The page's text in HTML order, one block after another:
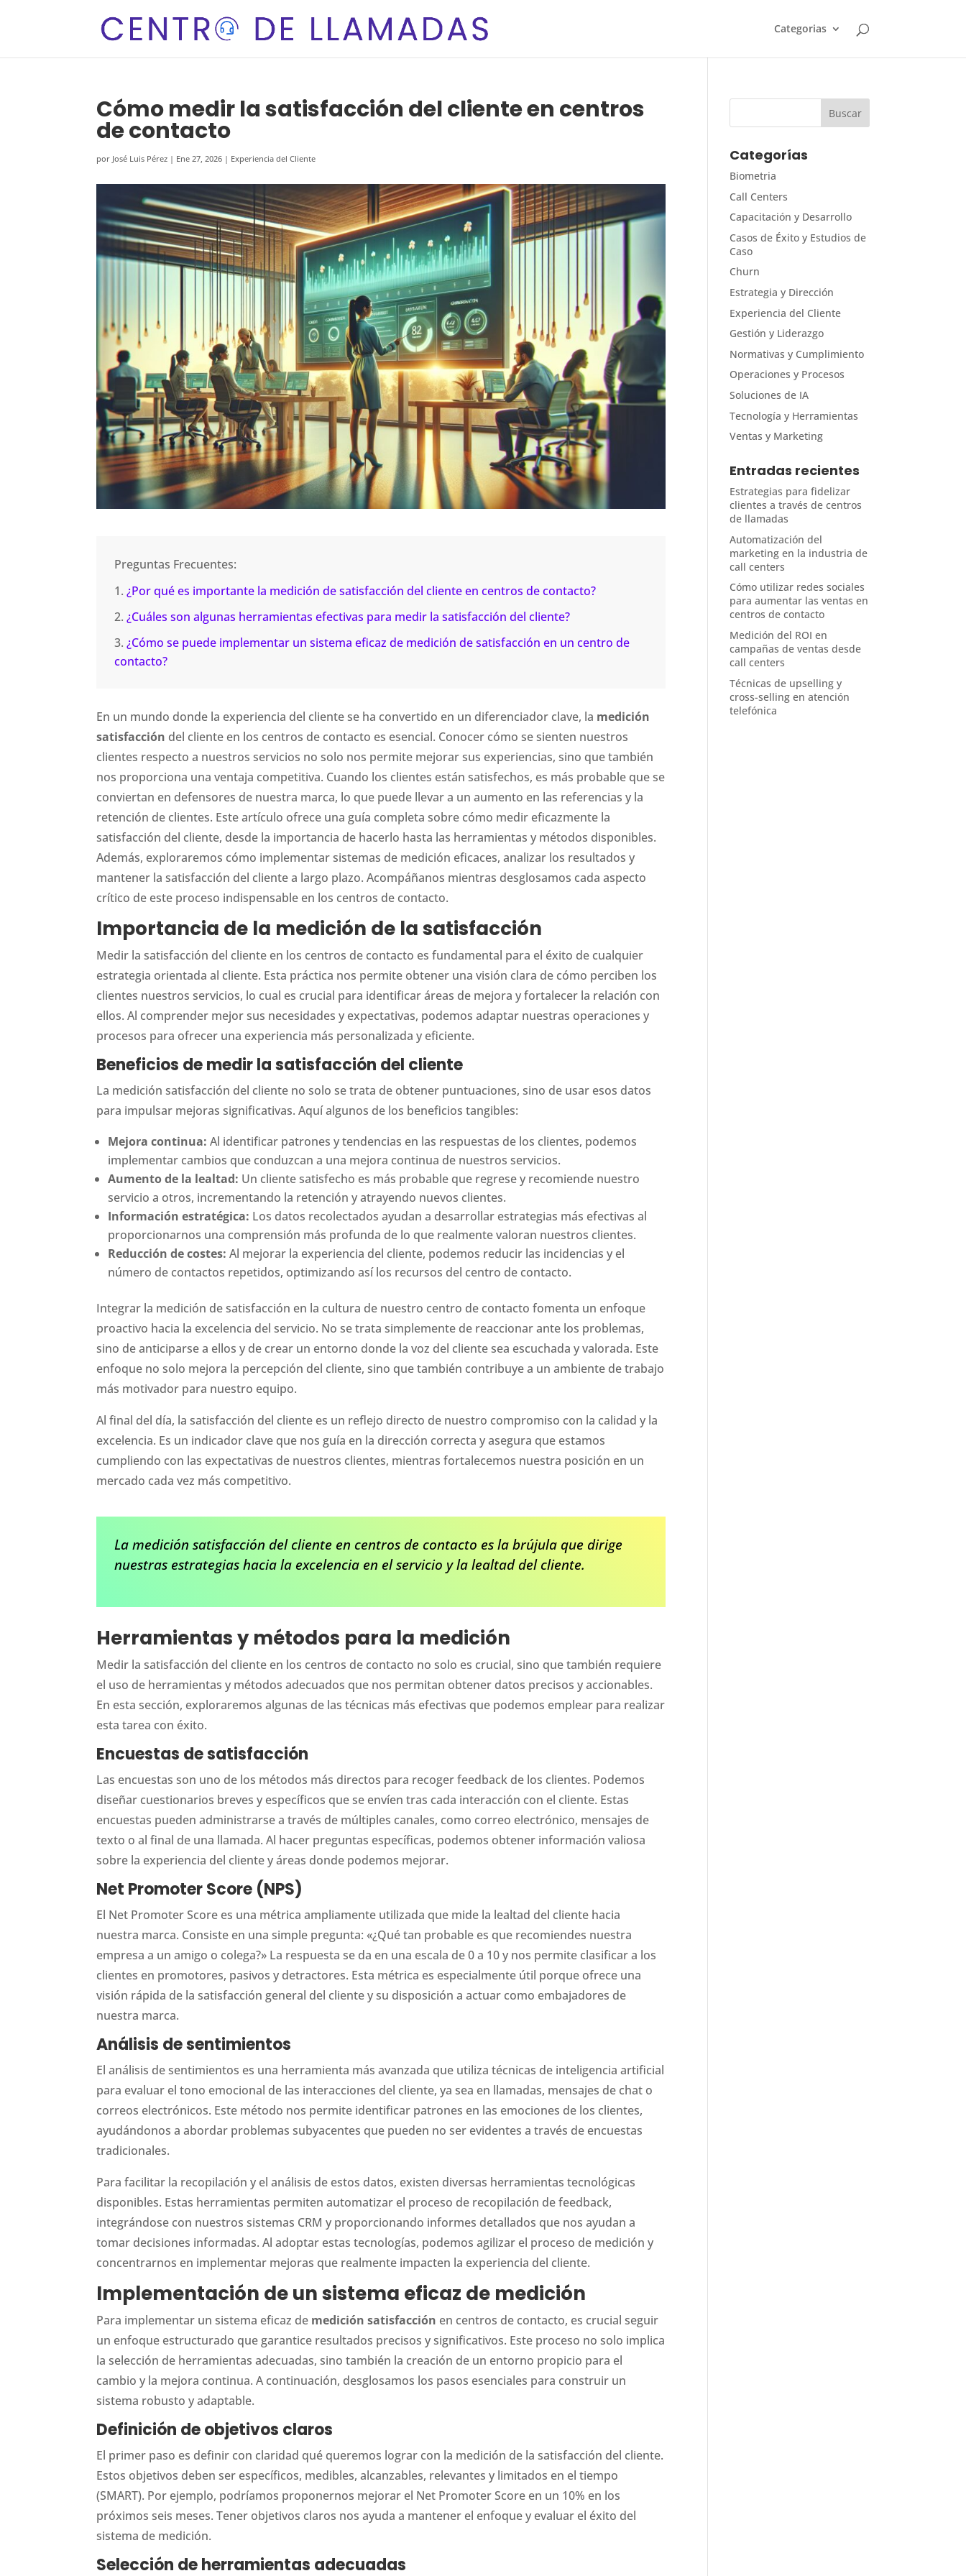
Categorias
Cómo medir la satisfacción del cliente en centros
de contacto
por José Luis Pérez | Ene 27, 2026 | Experiencia del Cliente
Preguntas Frecuentes:
¿Por qué es importante la medición de satisfacción del cliente en centros de contacto?
¿Cuáles son algunas herramientas efectivas para medir la satisfacción del cliente?
¿Cómo se puede implementar un sistema eficaz de medición de satisfacción en un centro de
contacto?
En un mundo donde la experiencia del cliente se ha convertido en un diferenciador clave, la medición
satisfacción del cliente en los centros de contacto es esencial. Conocer cómo se sienten nuestros
clientes respecto a nuestros servicios no solo nos permite mejorar sus experiencias, sino que también
nos proporciona una ventaja competitiva. Cuando los clientes están satisfechos, es más probable que se
conviertan en defensores de nuestra marca, lo que puede llevar a un aumento en las referencias y la
retención de clientes. Este artículo ofrece una guía completa sobre cómo medir eficazmente la
satisfacción del cliente, desde la importancia de hacerlo hasta las herramientas y métodos disponibles.
Además, exploraremos cómo implementar sistemas de medición eficaces, analizar los resultados y
mantener la satisfacción del cliente a largo plazo. Acompáñanos mientras desglosamos cada aspecto
crítico de este proceso indispensable en los centros de contacto.
Importancia de la medición de la satisfacción
Medir la satisfacción del cliente en los centros de contacto es fundamental para el éxito de cualquier
estrategia orientada al cliente. Esta práctica nos permite obtener una visión clara de cómo perciben los
clientes nuestros servicios, lo cual es crucial para identificar áreas de mejora y fortalecer la relación con
ellos. Al comprender mejor sus necesidades y expectativas, podemos adaptar nuestras operaciones y
procesos para ofrecer una experiencia más personalizada y eficiente.
Beneficios de medir la satisfacción del cliente
La medición satisfacción del cliente no solo se trata de obtener puntuaciones, sino de usar esos datos
para impulsar mejoras significativas. Aquí algunos de los beneficios tangibles:
Mejora continua: Al identificar patrones y tendencias en las respuestas de los clientes, podemos
implementar cambios que conduzcan a una mejora continua de nuestros servicios.
Aumento de la lealtad: Un cliente satisfecho es más probable que regrese y recomiende nuestro
servicio a otros, incrementando la retención y atrayendo nuevos clientes.
Información estratégica: Los datos recolectados ayudan a desarrollar estrategias más efectivas al
proporcionarnos una comprensión más profunda de lo que realmente valoran nuestros clientes.
Reducción de costes: Al mejorar la experiencia del cliente, podemos reducir las incidencias y el
número de contactos repetidos, optimizando así los recursos del centro de contacto.
Integrar la medición de satisfacción en la cultura de nuestro centro de contacto fomenta un enfoque
proactivo hacia la excelencia del servicio. No se trata simplemente de reaccionar ante los problemas,
sino de anticiparse a ellos y de crear un entorno donde la voz del cliente sea escuchada y valorada. Este
enfoque no solo mejora la percepción del cliente, sino que también contribuye a un ambiente de trabajo
más motivador para nuestro equipo.
Al final del día, la satisfacción del cliente es un reflejo directo de nuestro compromiso con la calidad y la
excelencia. Es un indicador clave que nos guía en la dirección correcta y asegura que estamos
cumpliendo con las expectativas de nuestros clientes, mientras fortalecemos nuestra posición en un
mercado cada vez más competitivo.
La medición satisfacción del cliente en centros de contacto es la brújula que dirige
nuestras estrategias hacia la excelencia en el servicio y la lealtad del cliente.
Herramientas y métodos para la medición
Medir la satisfacción del cliente en los centros de contacto no solo es crucial, sino que también requiere
el uso de herramientas y métodos adecuados que nos permitan obtener datos precisos y accionables.
En esta sección, exploraremos algunas de las técnicas más efectivas que podemos emplear para realizar
esta tarea con éxito.
Encuestas de satisfacción
Las encuestas son uno de los métodos más directos para recoger feedback de los clientes. Podemos
diseñar cuestionarios breves y específicos que se envíen tras cada interacción con el cliente. Estas
encuestas pueden administrarse a través de múltiples canales, como correo electrónico, mensajes de
texto o al final de una llamada. Al hacer preguntas específicas, podemos obtener información valiosa
sobre la experiencia del cliente y áreas donde podemos mejorar.
Net Promoter Score (NPS)
El Net Promoter Score es una métrica ampliamente utilizada que mide la lealtad del cliente hacia
nuestra marca. Consiste en una simple pregunta: «¿Qué tan probable es que recomiendes nuestra
empresa a un amigo o colega?» La respuesta se da en una escala de 0 a 10 y nos permite clasificar a los
clientes en promotores, pasivos y detractores. Esta métrica es especialmente útil porque ofrece una
visión rápida de la satisfacción general del cliente y su disposición a actuar como embajadores de
nuestra marca.
Análisis de sentimientos
El análisis de sentimientos es una herramienta más avanzada que utiliza técnicas de inteligencia artificial
para evaluar el tono emocional de las interacciones del cliente, ya sea en llamadas, mensajes de chat o
correos electrónicos. Este método nos permite identificar patrones en las emociones de los clientes,
ayudándonos a abordar problemas subyacentes que pueden no ser evidentes a través de encuestas
tradicionales.
Para facilitar la recopilación y el análisis de estos datos, existen diversas herramientas tecnológicas
disponibles. Estas herramientas permiten automatizar el proceso de recopilación de feedback,
integrándose con nuestros sistemas CRM y proporcionando informes detallados que nos ayudan a
tomar decisiones informadas. Al adoptar estas tecnologías, podemos agilizar el proceso de medición y
concentrarnos en implementar mejoras que realmente impacten la experiencia del cliente.
Implementación de un sistema eficaz de medición
Para implementar un sistema eficaz de medición satisfacción en centros de contacto, es crucial seguir
un enfoque estructurado que garantice resultados precisos y significativos. Este proceso no solo implica
la selección de herramientas adecuadas, sino también la creación de un entorno propicio para el
cambio y la mejora continua. A continuación, desglosamos los pasos esenciales para construir un
sistema robusto y adaptable.
Definición de objetivos claros
El primer paso es definir con claridad qué queremos lograr con la medición de la satisfacción del cliente.
Estos objetivos deben ser específicos, medibles, alcanzables, relevantes y limitados en el tiempo
(SMART). Por ejemplo, podríamos proponernos mejorar el Net Promoter Score en un 10% en los
próximos seis meses. Tener objetivos claros nos ayuda a mantener el enfoque y evaluar el éxito del
sistema de medición.
Selección de herramientas adecuadas
Categorías
Biometria
Call Centers
Capacitación y Desarrollo
Casos de Éxito y Estudios de
Caso
Churn
Estrategia y Dirección
Experiencia del Cliente
Gestión y Liderazgo
Normativas y Cumplimiento
Operaciones y Procesos
Soluciones de IA
Tecnología y Herramientas
Ventas y Marketing
Entradas recientes
Estrategias para fidelizar
clientes a través de centros
de llamadas
Automatización del
marketing en la industria de
call centers
Cómo utilizar redes sociales
para aumentar las ventas en
centros de contacto
Medición del ROI en
campañas de ventas desde
call centers
Técnicas de upselling y
cross-selling en atención
telefónica